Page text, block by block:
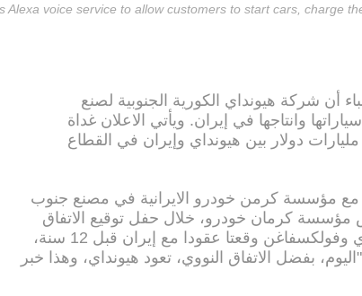
Alexa voice service to allow customers to start cars, charge
أن شركة هيونداي الكورية الجنوبية لصنع
وانتاجها في إيران. ويأتي الاعلان غداة
الكشف الاثنين عن عقد كبير قيمته 3.2 مليارات دولار بين هيونداي وإيران في القطاع
مع مؤسسة كرمن خودرو الايرانية في مصنع جنوب
كرمان خودرو، خلال حفل توقيع الاتفاق
الاثنين في محافظة كرمان، إن "هيونداي وفولكسفاغن وقعتا عقودا مع إيران قبل 12 سنة،
بفضل الاتفاق النووي، تعود هيونداي، وهذا خبر